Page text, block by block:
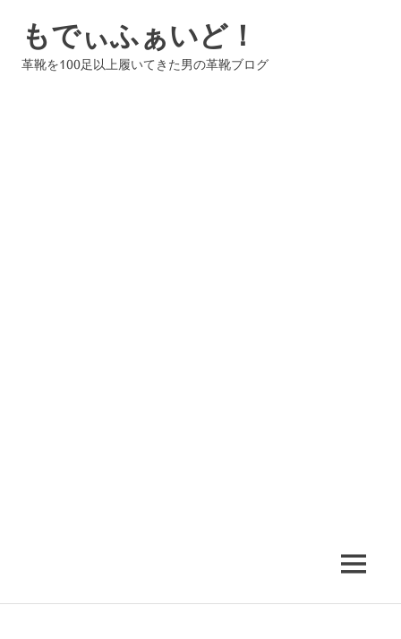
もでぃふぁいど！
革靴を100足以上履いてきた男の革靴ブログ
MENU